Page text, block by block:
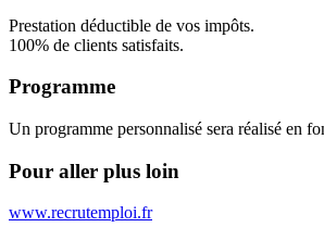
Prestation déductible de vos impôts.
100% de clients satisfaits.
Programme
Un programme personnalisé sera réalisé en
Pour aller plus loin
www.recrutemploi.fr